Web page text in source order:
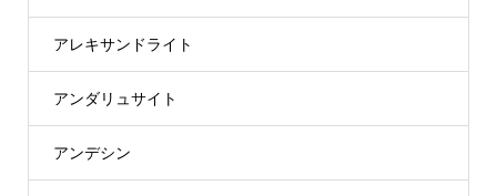
アレキサンドライト
アンダリュサイト
アンデシン